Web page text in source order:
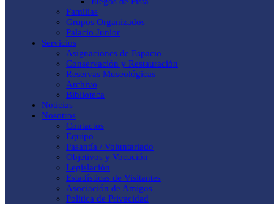
Familias
Grupos Organizados
Palacio Junior
Servicios
Asignaciones de Espacio
Conservación y Restauración
Reservas Museológicas
Archivo
Biblioteca
Noticias
Nosotros
Contactos
Equipo
Pasantía / Voluntariado
Objetivos y Vocación
Legislación
Estadísticas de Visitantes
Asociación de Amigos
Política de Privacidad